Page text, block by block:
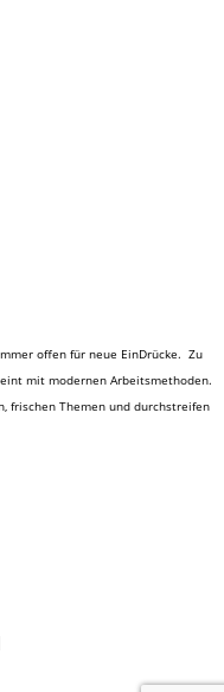
offen für neue EinDrücke. Zu
mit modernen Arbeitsmethoden.
frischen Themen und durchstreifen